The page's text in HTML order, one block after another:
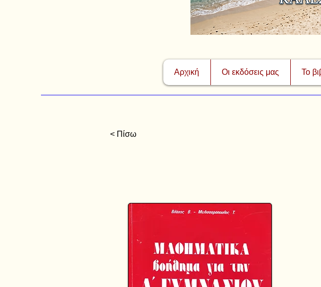
Αρχική Οι εκδόσεις μας Το
< Πίσω